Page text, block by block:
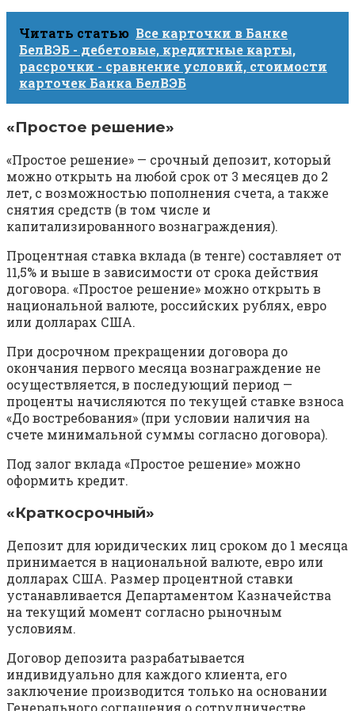
Читать статью Все карточки в Банке
БелВЭБ - дебетовые, кредитные карты,
рассрочки - сравнение условий, стоимости
карточек Банка БелВЭБ
«Простое решение»
«Простое решение» — срочный депозит, который
можно открыть на любой срок от 3 месяцев до 2
лет, с возможностью пополнения счета, а также
снятия средств (в том числе и
капитализированного вознаграждения).
Процентная ставка вклада (в тенге) составляет от
11,5% и выше в зависимости от срока действия
договора. «Простое решение» можно открыть в
национальной валюте, российских рублях, евро
или долларах США.
При досрочном прекращении договора до
окончания первого месяца вознаграждение не
осуществляется, в последующий период —
проценты начисляются по текущей ставке взноса
«До востребования» (при условии наличия на
счете минимальной суммы согласно договора).
Под залог вклада «Простое решение» можно
оформить кредит.
«Краткосрочный»
Депозит для юридических лиц сроком до 1 месяца
принимается в национальной валюте, евро или
долларах США. Размер процентной ставки
устанавливается Департаментом Казначейства
на текущий момент согласно рыночным
условиям.
Договор депозита разрабатывается
индивидуально для каждого клиента, его
заключение производится только на основании
Генерального соглашения о сотрудничестве.